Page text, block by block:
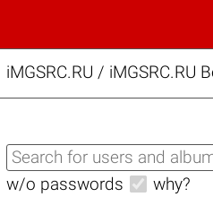
iMGSRC.RU / iMGSRC.RU
w/o passwords why?